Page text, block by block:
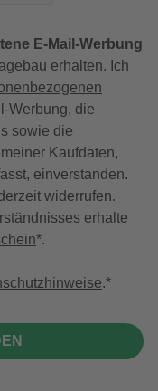
E-Mail-Werbung
erhalten. Ich
Werbung, die
sowie die
Kaufdaten,
einverstanden.
widerrufen.
erhalte
*.
.